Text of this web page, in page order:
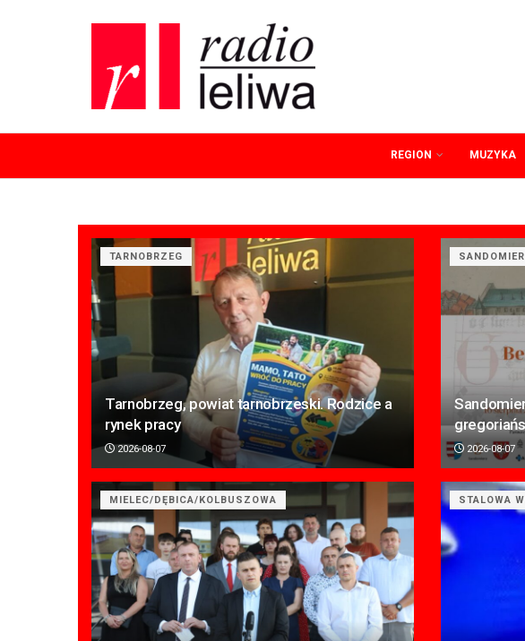
REGION MUZYKA
TARNOBRZEG
Tarnobrzeg, powiat tarnobrzeski. Rodzice a
rynek pracy
2026-08-07 2026-08-07
MIELEC/DĘBICA/KOLBUSZOWA STALOWA